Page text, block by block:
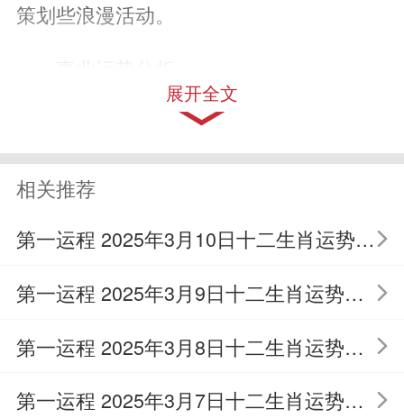
策划些浪漫活动。
属鼠人在2025年2月的工作运势繁忙而
充满活力，可能接手新项目或任务，需保
持高效的工作节奏。团队合作中，应注重
协作精神，共同推动事业发展。本月有望
获得上级的赏识与重用，务必抓住机遇展
展开全文
相关推荐
第一运程 2025年3月10日十二生肖运势解析
第一运程 2025年3月9日十二生肖运势解析
第一运程 2025年3月8日十二生肖运势解析
第一运程 2025年3月7日十二生肖运势解析